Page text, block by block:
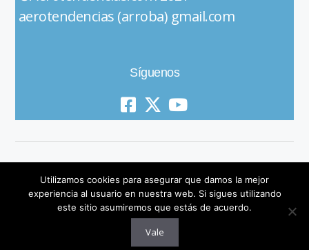
aerotendencias (arroba) gmail.com
Síguenos
© 2019 All Rights Reserved
Utilizamos cookies para asegurar que damos la mejor
experiencia al usuario en nuestra web. Si sigues utilizando
este sitio asumiremos que estás de acuerdo.
Vale